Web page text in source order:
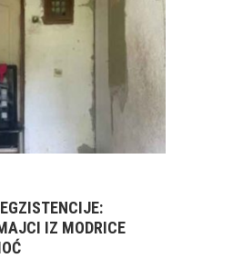
IZ MODRICE